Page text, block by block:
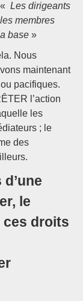
Les dirigeants
membres
base »
Nous
maintenant
pacifiques.
l’action
les
; le
des
le
ces droits